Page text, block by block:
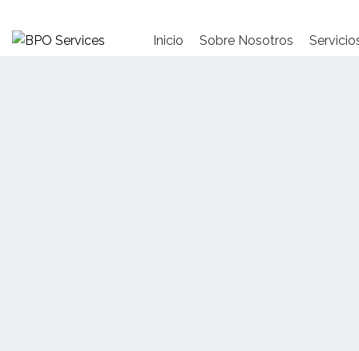
Inicio Sobre Nosotros